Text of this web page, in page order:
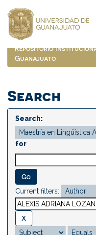
navigation
Repositorio
Guanajuato
Search
Search:
for
Current filters: